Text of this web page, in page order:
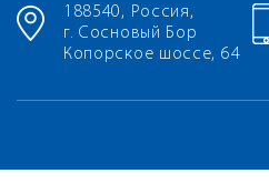
188540, Россия,
г. Сосновый Бор
Копорское шоссе, 64